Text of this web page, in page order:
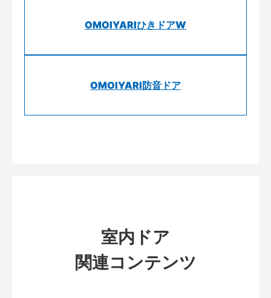
OMOIYARIひきドアW
OMOIYARI防音ドア
室内ドア
関連コンテンツ